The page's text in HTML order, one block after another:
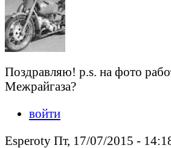
Поздравляю! p.s. на фото
Межрайгаза?
войти
Esperoty Пт, 17/07/2015 -